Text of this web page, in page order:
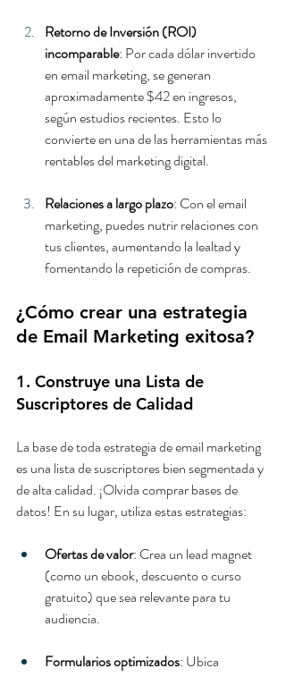
Retorno de Inversión (ROI)
incomparable: Por cada dólar invertido
en email marketing, se generan
aproximadamente $42 en ingresos,
según estudios recientes. Esto lo
convierte en una de las herramientas más
rentables del marketing digital.
Relaciones a largo plazo: Con el email
marketing, puedes nutrir relaciones con
tus clientes, aumentando la lealtad y
fomentando la repetición de compras.
¿Cómo crear una estrategia
de Email Marketing exitosa?
1. Construye una Lista de
Suscriptores de Calidad
La base de toda estrategia de email marketing
es una lista de suscriptores bien segmentada y
de alta calidad. ¡Olvida comprar bases de
datos! En su lugar, utiliza estas estrategias:
Ofertas de valor: Crea un lead magnet
(como un ebook, descuento o curso
gratuito) que sea relevante para tu
audiencia.
Formularios optimizados: Ubica